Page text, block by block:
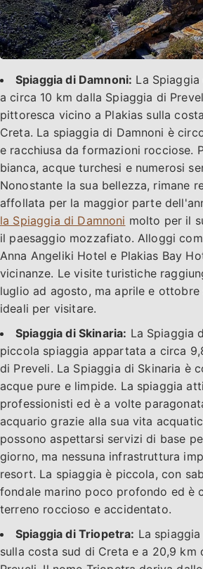
Spiaggia di Damnoni: La
a circa 10 km dalla Spiaggia di
pittoresca vicino a Plakias sulla
Creta. La spiaggia di Damnoni è
e racchiusa da formazioni rocciose.
bianca, acque turchesi e numerosi
Nonostante la sua bellezza, rimane
affollata per la maggior parte
la Spiaggia di Damnoni molto per il
il paesaggio mozzafiato. Alloggi
Anna Angeliki Hotel e Plakias Bay
vicinanze. Le visite turistiche
luglio ad agosto, ma aprile e ottobre
ideali per visitare.
Spiaggia di Skinaria: La Spiaggia
piccola spiaggia appartata a circa
di Preveli. La Spiaggia di Skinaria è
acque pure e limpide. La spiaggia
professionisti ed è a volte
acquario grazie alla sua vita
possono aspettarsi servizi di base
giorno, ma nessuna infrastruttura
resort. La spiaggia è piccola, con
fondale marino poco profondo ed è
terreno roccioso e accidentato.
Spiaggia di Triopetra: La
sulla costa sud di Creta e a 20,9 km